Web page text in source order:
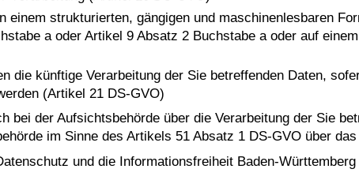
einem strukturierten, gängigen und maschinenlesbaren
a oder Artikel 9 Absatz 2 Buchstabe a oder auf
die künftige Verarbeitung der Sie betreffenden Daten,
(Artikel 21 DS-GVO)
bei der Aufsichtsbehörde über die Verarbeitung der Sie
im Sinne des Artikels 51 Absatz 1 DS-GVO über
und die Informationsfreiheit Baden-Württemberg